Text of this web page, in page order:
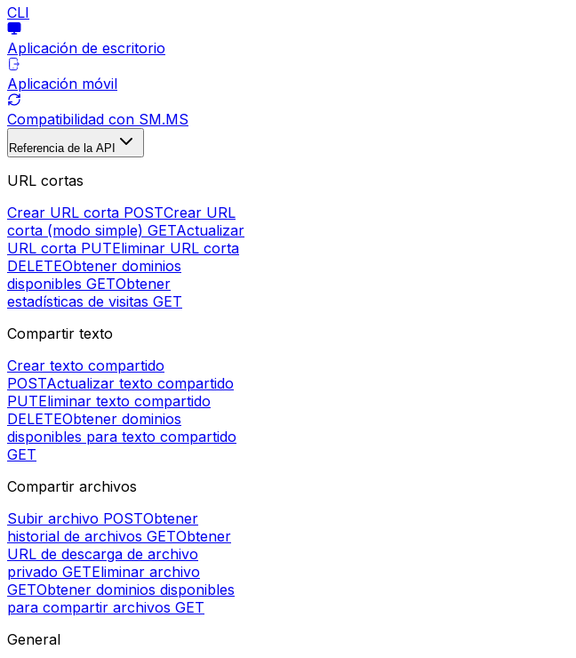
CLI
Aplicación de escritorio
Aplicación móvil
Compatibilidad con SM.MS
Referencia de la API
URL cortas
Crear URL corta POSTCrear URL
corta (modo simple) GETActualizar
URL corta PUTEliminar URL corta
DELETEObtener dominios
disponibles GETObtener
estadísticas de visitas GET
Compartir texto
Crear texto compartido
POSTActualizar texto compartido
PUTEliminar texto compartido
DELETEObtener dominios
disponibles para texto compartido
GET
Compartir archivos
Subir archivo POSTObtener
historial de archivos GETObtener
URL de descarga de archivo
privado GETEliminar archivo
GETObtener dominios disponibles
para compartir archivos GET
General